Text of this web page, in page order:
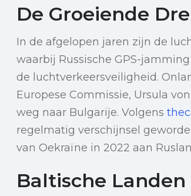
De Groeiende
In de afgelopen jaren zijn de
waarbij Russische GPS-
de luchtverkeersveiligheid.
Europese Commissie, Ursula
weg naar Bulgarije. Volgens
regelmatig verschijnsel
van Oekraïne in 2022 aan
Baltische